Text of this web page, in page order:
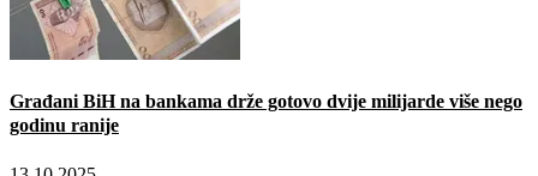
Građani BiH na bankama drže gotovo dvije milijarde više nego
godinu ranije